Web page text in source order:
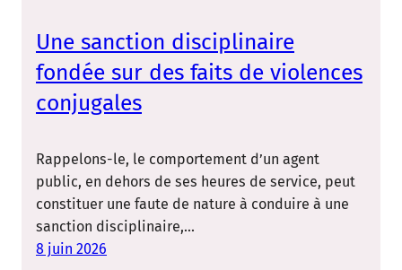
Une sanction disciplinaire
fondée sur des faits de violences
conjugales
Rappelons-le, le comportement d’un agent
public, en dehors de ses heures de service, peut
constituer une faute de nature à conduire à une
sanction disciplinaire,…
8 juin 2026